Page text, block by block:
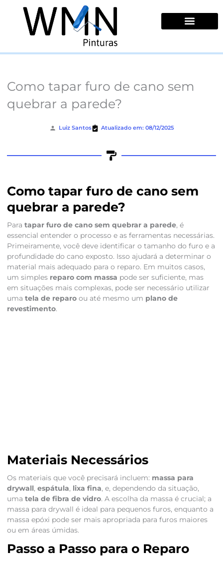
conteúdo
Como tapar furo de cano sem
quebrar a parede?
Luiz Santos Atualizado em: 08/12/2025
Como tapar furo de cano sem
quebrar a parede?
Para tapar furo de cano sem quebrar a parede, é
essencial entender o processo e as ferramentas necessárias.
Primeiramente, você deve identificar o tamanho do furo e a
profundidade do cano exposto. Isso ajudará a determinar o
material mais adequado para o reparo. Em muitos casos,
um simples reparo com massa pode ser suficiente, mas
em situações mais complexas, pode ser necessário utilizar
uma tela de reparoou até mesmo um plano de
revestimento.
Materiais Necessários
Os materiais que você precisará incluem: massa para
drywall, espátula, lixa fina, e, dependendo da situação,
uma tela de fibra de vidro. A escolha da massa é crucial; a
massa para drywall é ideal para pequenos furos, enquanto a
massa epóxi pode ser mais apropriada para furos maiores
ou em áreas úmidas.
Passo a Passo para o Reparo